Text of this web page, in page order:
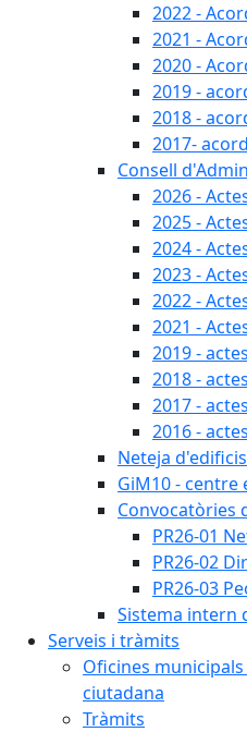
2022 -
2021 -
2020 -
2019 -
2018 -
2017-
Consell
2026 -
2025 -
2024 -
2023 -
2022 -
2021 -
2019 -
2018 -
2017 -
2016 -
Neteja
GiM10 - centre
Convocatòries
PR26-01
PR26-02
PR26-03
Sistema intern
Serveis i tràmits
Oficines
ciutadana
Tràmits